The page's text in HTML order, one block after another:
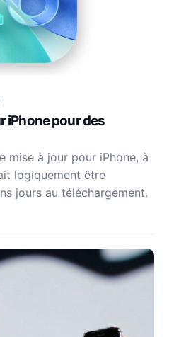
iPhone pour des
mise à jour pour iPhone, à
logiquement être
jours au téléchargement.